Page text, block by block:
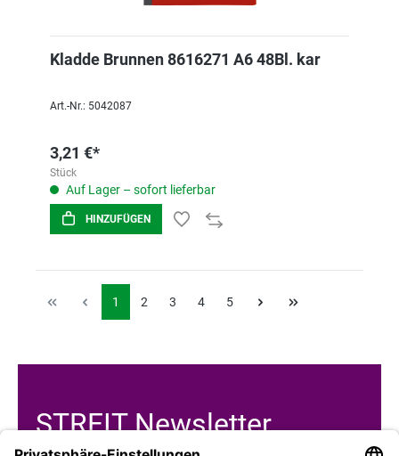
Kladde Brunnen 8616271 A6 48Bl. kar
Art.-Nr.: 5042087
3,21 €*
Stück
Auf Lager – sofort lieferbar
HINZUFÜGEN
1 2 3 4 5
STREIT Newsletter